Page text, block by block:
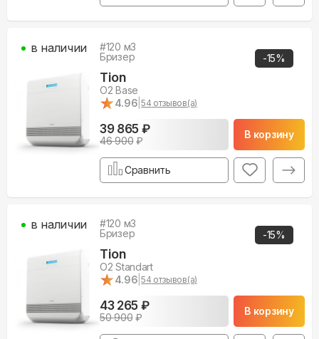
-15%
#120 м3
Бризер
Tion
O2 Base
★
★4.96 |54 отзывов(а)
39 865 ₽
46 900₽
В корзину
в наличии
Сравнить
-15%
#120 м3
Бризер
Tion
O2 Standart
★
★4.96 |54 отзывов(а)
43 265 ₽
50 900₽
В корзину
в наличии